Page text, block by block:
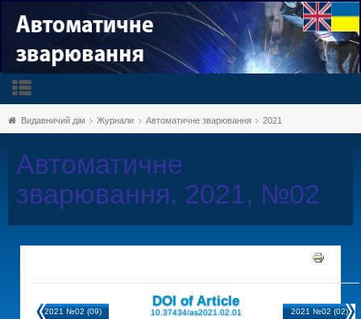
Видавничий дім Журнали Автоматичне зварювання 2021
Автоматичне
зварювання, 2021, №02
2021 №02 (09)
DOI of Article
10.37434/as2021.02.01 2021 №02 (02)